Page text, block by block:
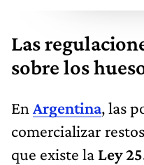
Las
sobre los
En Argentina, las
comercializar
que existe la Ley